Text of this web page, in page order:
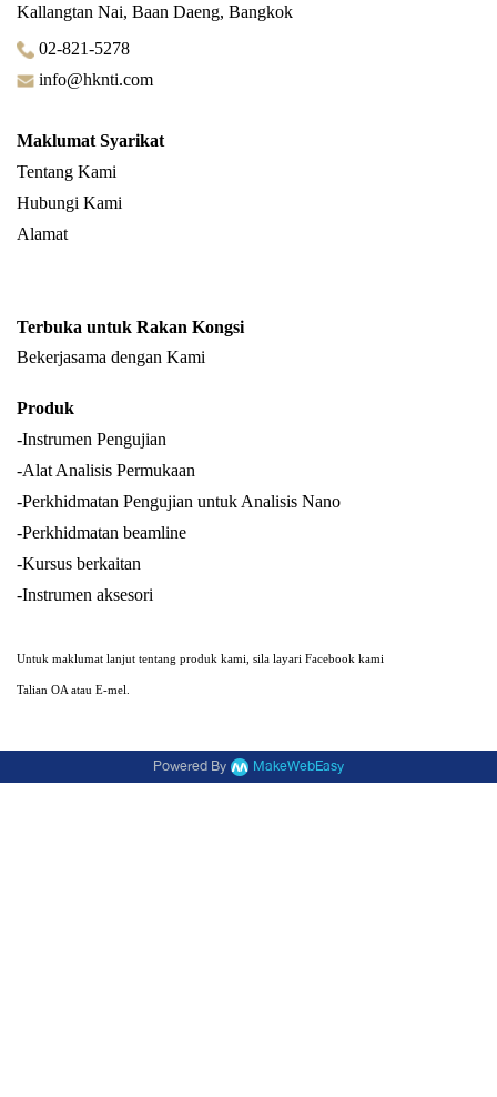
Kallangtan Nai, Baan Daeng, Bangkok
02-821-5278
info@hknti.com
Maklumat Syarikat
Tentang Kami
Hubungi Kami
Alamat
Terbuka untuk Rakan Kongsi
Bekerjasama dengan Kami
Produk
-Instrumen Pengujian
-Alat Analisis Permukaan
-Perkhidmatan Pengujian untuk Analisis Nano
-Perkhidmatan beamline
-Kursus berkaitan
-Instrumen aksesori
Untuk maklumat lanjut tentang produk kami, sila layari Facebook kami
Talian OA atau E-mel.
Powered By MakeWebEasy